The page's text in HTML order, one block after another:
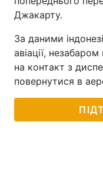
Тема оформлення
Джакарту.
За даними
авіації,
на контакт з
повернутися в